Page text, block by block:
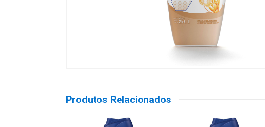
Produtos Relacionados